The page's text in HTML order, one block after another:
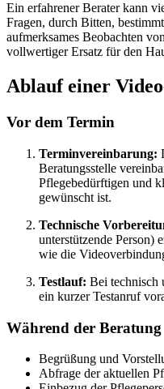
Ein erfahrener Berater kann
Fragen, durch Bitten,
aufmerksames Beobachten
vollwertiger Ersatz für den
Ablauf einer
Vor dem Termin
Terminvereinbarung:
Beratungsstelle
Pflegebedürftigen und
gewünscht ist.
Technische
unterstützende Person)
wie die
Testlauf: Bei technisch
ein kurzer Testanruf
Während der Beratung
Begrüßung und
Abfrage der aktuellen